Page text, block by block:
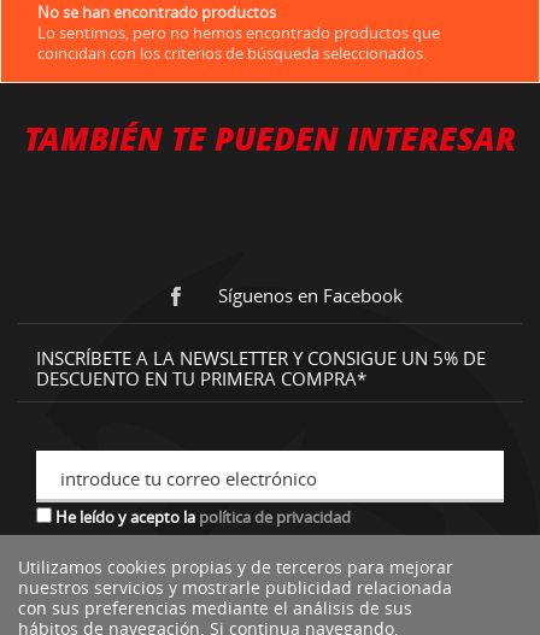
No se han encontrado productos
Lo sentimos, pero no hemos encontrado productos que
coincidan con los criterios de búsqueda seleccionados.
TAMBIÉN TE PUEDEN INTERESAR
Síguenos en Facebook
INSCRÍBETE A LA NEWSLETTER Y CONSIGUE UN 5% DE
DESCUENTO EN TU PRIMERA COMPRA*
introduce tu correo electrónico
He leído y acepto la política de privacidad
*descuento no acumulable a otras ofertas o promociones.
Utilizamos cookies propias y de terceros para mejorar
nuestros servicios y mostrarle publicidad relacionada
con sus preferencias mediante el análisis de sus
hábitos de navegación. Si continua navegando,